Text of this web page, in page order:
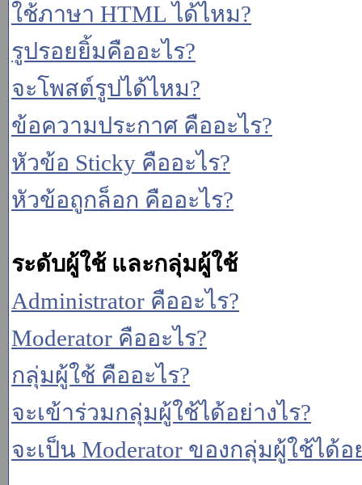
ใช้ภาษา HTML ได้ไหม?
รูปรอยยิ้มคืออะไร?
จะโพสต์รูปได้ไหม?
ข้อความประกาศ คืออะไร?
หัวข้อ Sticky คืออะไร?
หัวข้อถูกล็อก คืออะไร?
ระดับผู้ใช้ และกลุ่มผู้ใช้
Administrator คืออะไร?
Moderator คืออะไร?
กลุ่มผู้ใช้ คืออะไร?
จะเข้าร่วมกลุ่มผู้ใช้ได้อย่างไร?
จะเป็น Moderator ของกลุ่มผู้ใช้ได้อ